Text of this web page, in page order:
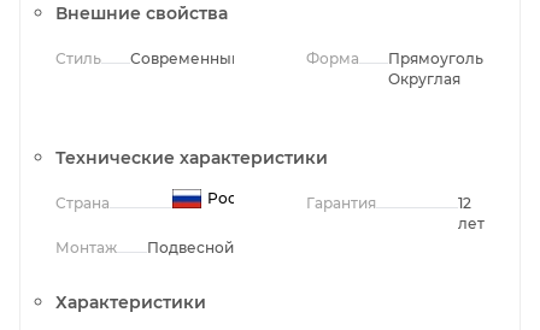
Внешние свойства
Стиль Современный Форма
Прямоугольная,
Округлая
Технические характеристики
Страна Россия
Монтаж Подвесной
Гарантия
12
лет
Характеристики